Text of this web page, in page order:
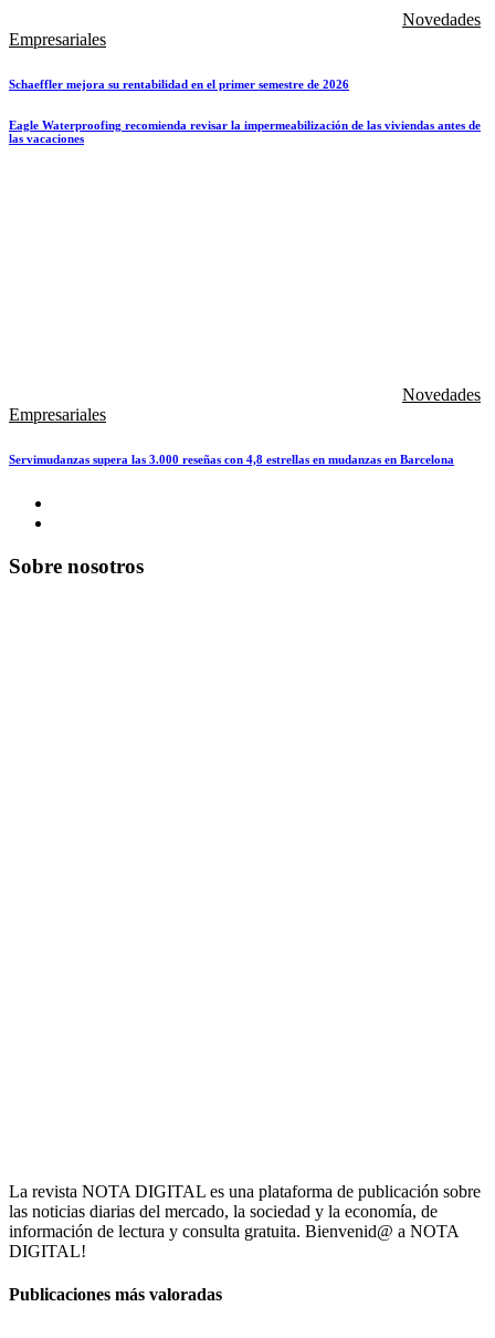
Novedades
Empresariales
Schaeffler mejora su rentabilidad en el primer semestre de 2026
Eagle Waterproofing recomienda revisar la impermeabilización de las viviendas antes de
las vacaciones
Novedades
Empresariales
Servimudanzas supera las 3.000 reseñas con 4,8 estrellas en mudanzas en Barcelona
Sobre nosotros
La revista NOTA DIGITAL es una plataforma de publicación sobre
las noticias diarias del mercado, la sociedad y la economía, de
información de lectura y consulta gratuita. Bienvenid@ a NOTA
DIGITAL!
Publicaciones más valoradas